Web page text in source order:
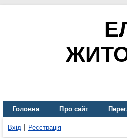
Головна Про сайт
Вхід Реєстрація